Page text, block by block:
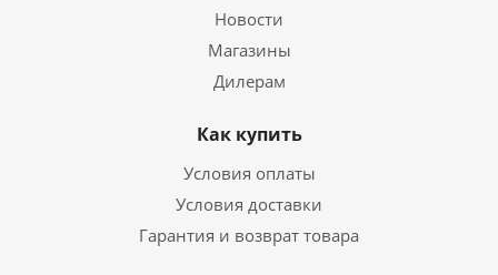
Новости
Магазины
Дилерам
Как купить
Условия оплаты
Условия доставки
Гарантия и возврат товара